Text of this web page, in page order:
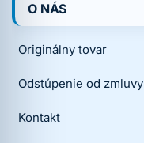
O NÁS
Originálny tovar
Odstúpenie od zmluvy
Kontakt